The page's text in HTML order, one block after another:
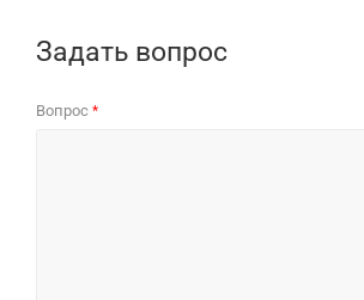
Задать вопрос
Вопрос *